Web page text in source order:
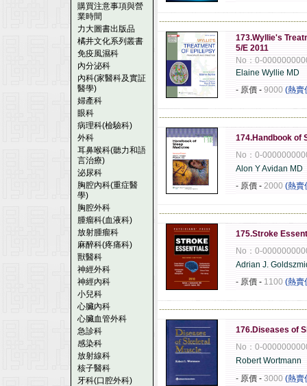
購買注意事項與營
業時間
力大圖書出版品
橘井文化系列叢書
免疫風濕科
內分泌科
內科(家醫科及實証
醫學)
婦產科
眼科
病理科(檢驗科)
外科
耳鼻喉科(聽力和語
言治療)
泌尿科
胸腔內科(重症醫
學)
胸腔外科
腫瘤科(血液科)
放射腫瘤科
麻醉科(疼痛科)
獸醫科
神經外科
神經內科
小兒科
心臟內科
心臟血管外科
急診科
感染科
放射線科
核子醫科
牙科(口腔外科)
173.Wyllie's
5/E 2011
No：0-
Elaine Wyllie MD
- 原價 - 9000 (熱賣
174.Handbook of
No：0-
Alon Y Avidan MD
- 原價 - 2000 (熱賣
175.Stroke
No：0-
Adrian J.
- 原價 - 1100 (熱賣
176.Diseases of
No：0-
Robert Wortmann
- 原價 - 3000 (熱賣